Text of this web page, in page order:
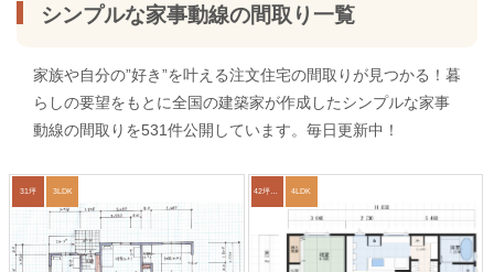
シンプルな家事動線の間取り一覧
家族や自分の”好き”を叶える注文住宅の間取りが見つかる！暮
らしの要望をもとに全国の建築家が作成したシンプルな家事
動線の間取りを531件公開しています。毎日更新中！
31坪 3LDK 42坪～45坪 4LDK